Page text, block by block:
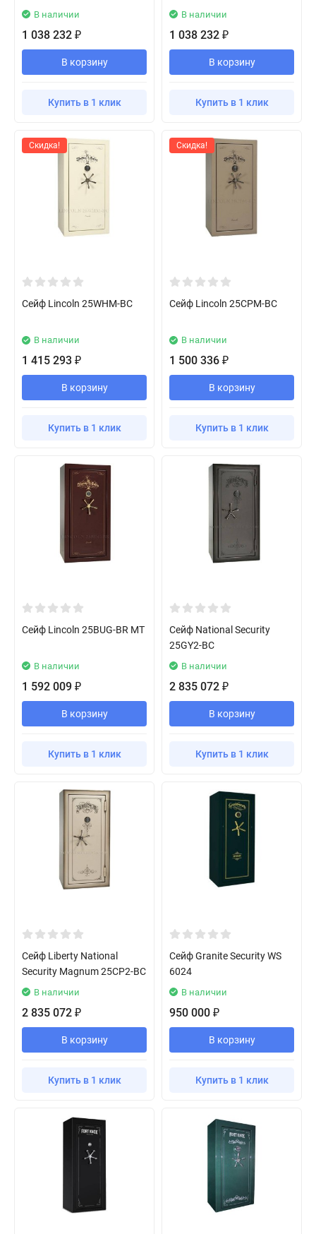
В наличии
1 038 232 ₽
В корзину
Купить в 1 клик
В наличии
1 038 232 ₽
В корзину
Купить в 1 клик
Скидка!
Сейф Lincoln 25WHM-BC
В наличии
1 415 293 ₽
В корзину
Купить в 1 клик
Скидка!
Сейф Lincoln 25CPM-BC
В наличии
1 500 336 ₽
В корзину
Купить в 1 клик
Сейф Lincoln 25BUG-BR MT
В наличии
1 592 009 ₽
В корзину
Купить в 1 клик
Сейф National Security
25GY2-BC
В наличии
2 835 072 ₽
В корзину
Купить в 1 клик
Сейф Liberty National
Security Magnum 25CP2-BC
В наличии
2 835 072 ₽
В корзину
Купить в 1 клик
Сейф Granite Security WS
6024
В наличии
950 000 ₽
В корзину
Купить в 1 клик